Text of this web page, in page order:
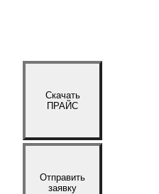
Скачать
ПРАЙС
Отправить
заявку